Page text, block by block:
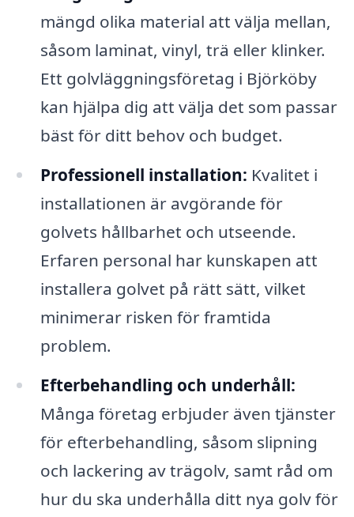
mängd olika material att välja mellan,
såsom laminat, vinyl, trä eller klinker.
Ett golvläggningsföretag i Björköby
kan hjälpa dig att välja det som passar
bäst för ditt behov och budget.
Professionell installation: Kvalitet i
installationen är avgörande för
golvets hållbarhet och utseende.
Erfaren personal har kunskapen att
installera golvet på rätt sätt, vilket
minimerar risken för framtida
problem.
Efterbehandling och underhåll:
Många företag erbjuder även tjänster
för efterbehandling, såsom slipning
och lackering av trägolv, samt råd om
hur du ska underhålla ditt nya golv för